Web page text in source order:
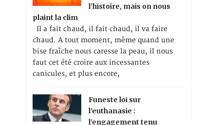
l’histoire, mais on nous
plaint la clim
Il a fait chaud, il fait chaud, il va faire
chaud. A tout moment, même quand une
bise fraîche nous caresse la peau, il nous
faut cet été croire aux incessantes
canicules, et plus encore,
Funeste loi sur
l’euthanasie :
l’engagement tenu